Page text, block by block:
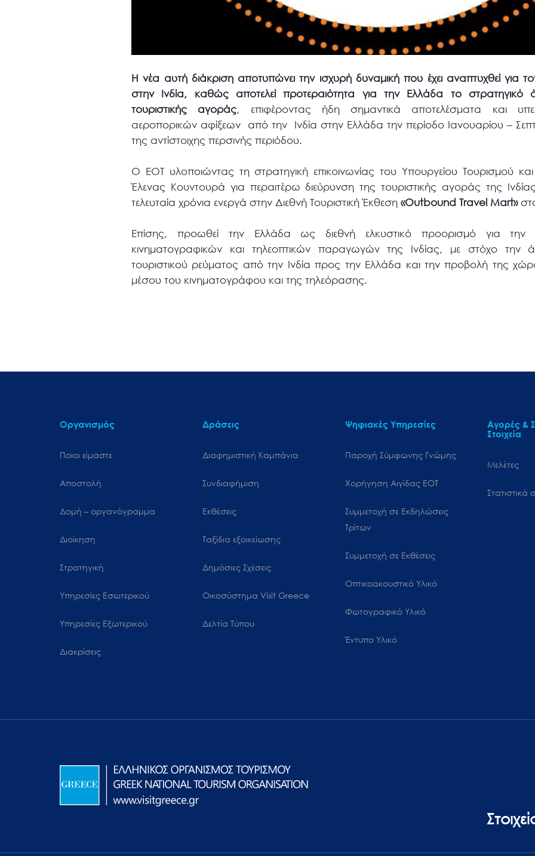
Η νέα αυτή διάκριση αποτυπώνει την ισχυρή δυναμική που έχει αναπτυχθεί για
στην Ινδία, καθώς αποτελεί προτεραιότητα για την Ελλάδα το στρατηγικό
τουριστικής αγοράς, επιφέροντας ήδη σημαντικά αποτελέσματα και
αεροπορικών αφίξεων από την Ινδία στην Ελλάδα την περίοδο Ιανουαρίου –
της αντίστοιχης περσινής περιόδου.
O ΕΟΤ υλοποιώντας τη στρατηγική επικοινωνίας του Υπουργείου Τουρισμού
Έλενας Κουντουρά για περαιτέρω διεύρυνση της τουριστικής αγοράς της
τελευταία χρόνια ενεργά στην Διεθνή Τουριστική Έκθεση«Outbound Travel Mart»
Επίσης, προωθεί την Ελλάδα ως διεθνή ελκυστικό προορισμό για την
κινηματογραφικών και τηλεοπτικών παραγωγών της Ινδίας, με στόχο την
τουριστικού ρεύματος από την Ινδία προς την Ελλάδα και την προβολή της
μέσου του κινηματογράφου και της τηλεόρασης.
Οργανισμός
Ποιοι είμαστε
Αποστολή
Δομή – οργανόγραμμα
Διοίκηση
Στρατηγική
Υπηρεσίες Εσωτερικού
Υπηρεσίες Εξωτερικού
Διακρίσεις
Δράσεις
Διαφημιστική Καμπάνια
Συνδιαφήμιση
Εκθέσεις
Ταξίδια εξοικείωσης
Δημόσιες Σχέσεις
Oικοσύστημα Visit Greece
Δελτία Τύπου
Ψηφιακές Υπηρεσίες
Παροχή Σύμφωνης Γνώμης
Χορήγηση Αιγίδας ΕΟΤ
Συμμετοχή σε Εκδηλώσεις
Τρίτων
Συμμετοχή σε Εκθέσεις
Οπτικοακουστικό Υλικό
Φωτογραφικό Υλικό
Έντυπο Υλικό
Αγορές &
Στοιχεία
Μελέτες
Στατιστικά